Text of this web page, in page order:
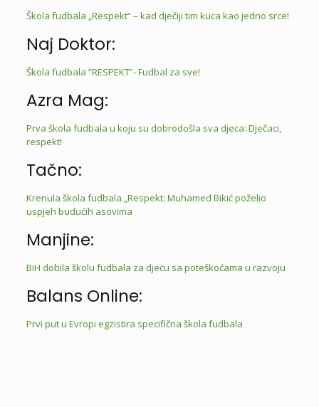
Škola fudbala „Respekt“ – kad dječiji tim kuca kao jedno srce!
Naj Doktor:
Škola fudbala “RESPEKT”- Fudbal za sve!
Azra Mag:
Prva škola fudbala u koju su dobrodošla sva djeca: Dječaci,
respekt!
Tačno:
Krenula škola fudbala „Respekt: Muhamed Bikić poželio
uspjeh budućih asovima
Manjine:
BiH dobila školu fudbala za djecu sa poteškoćama u razvoju
Balans Online:
Prvi put u Evropi egzistira specifična škola fudbala